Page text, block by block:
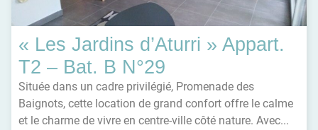
« Les Jardins d’Aturri » Appart.
T2 – Bat. B N°29
Située dans un cadre privilégié, Promenade des
Baignots, cette location de grand confort offre le calme
et le charme de vivre en centre-ville côté nature. Avec...